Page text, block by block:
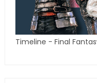
Timeline - Final